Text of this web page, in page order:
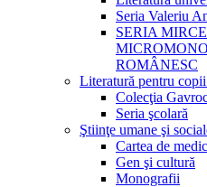
Seria Valeriu
SERIA
ROMÂNESC
Literatură pentru
Colecţia
Seria şcolară
Ştiinţe umane şi
Cartea de
Gen şi cultură
Monografii